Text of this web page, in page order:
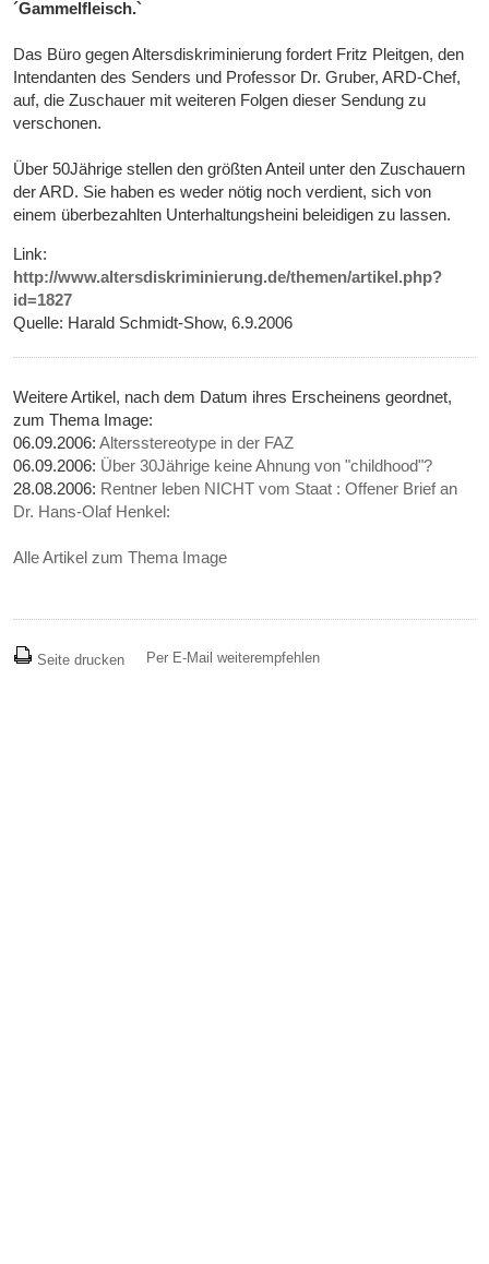
´Gammelfleisch.`
Das Büro gegen Altersdiskriminierung fordert Fritz Pleitgen, den
Intendanten des Senders und Professor Dr. Gruber, ARD-Chef,
auf, die Zuschauer mit weiteren Folgen dieser Sendung zu
verschonen.
Über 50Jährige stellen den größten Anteil unter den Zuschauern
der ARD. Sie haben es weder nötig noch verdient, sich von
einem überbezahlten Unterhaltungsheini beleidigen zu lassen.
Link:
http://www.altersdiskriminierung.de/themen/artikel.php?
id=1827
Quelle: Harald Schmidt-Show, 6.9.2006
Weitere Artikel, nach dem Datum ihres Erscheinens geordnet,
zum Thema Image:
06.09.2006:Altersstereotype in der FAZ
06.09.2006: Über 30Jährige keine Ahnung von "childhood"?
28.08.2006: Rentner leben NICHT vom Staat : Offener Brief an
Dr. Hans-Olaf Henkel:
Alle Artikel zum Thema Image
Seite drucken Per E-Mail weiterempfehlen